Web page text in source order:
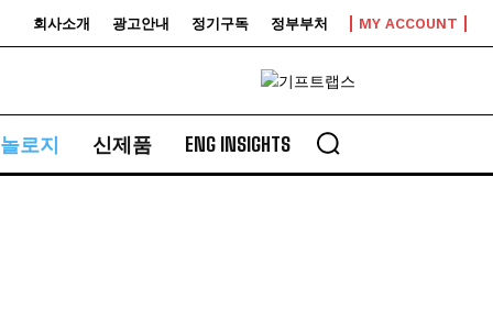
회사소개 광고안내 정기구독 정부부처 MY ACCOUNT
로지 신제품 ENG INSIGHTS